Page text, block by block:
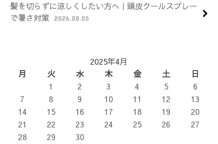
髪を切らずに涼しくしたい方へ｜頭皮クールスプレー
で暑さ対策
2026.08.05
2025年4月
月
火 水 木 金 土
日
1
2 3 4 5
6
7
8 9 10 11 12
13
14
15 16 17 18 19
20
21
22 23 24 25 26
27
28
29
30